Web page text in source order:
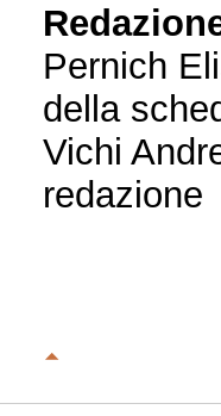
Pernich
della
Vichi
redazione